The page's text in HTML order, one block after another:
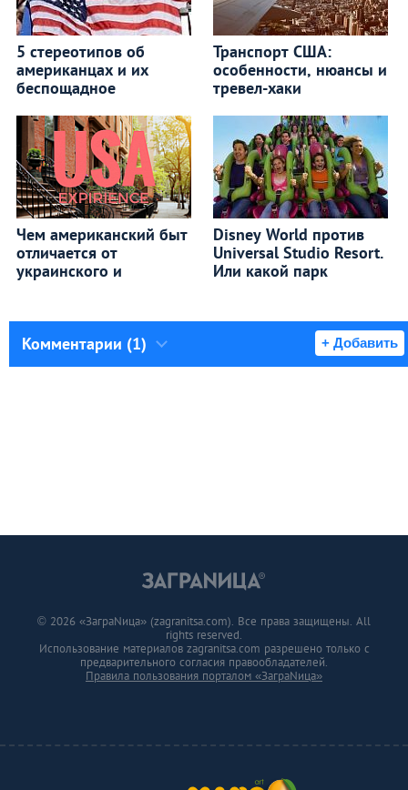
5 стереотипов об
американцах и их
беспощадное
Транспорт США:
особенности, нюансы и
тревел-хаки
Чем американский быт
отличается от
украинского и
Disney World против
Universal Studio Resort.
Или какой парк
Комментарии (1) + Добавить
© 2026 «ЗаграNица» (zagranitsa.com). Все права защищены. All
rights reserved.
Использование материалов zagranitsa.com разрешено только с
предварительного согласия правообладателей.
Правила пользования порталом «ЗаграNица»